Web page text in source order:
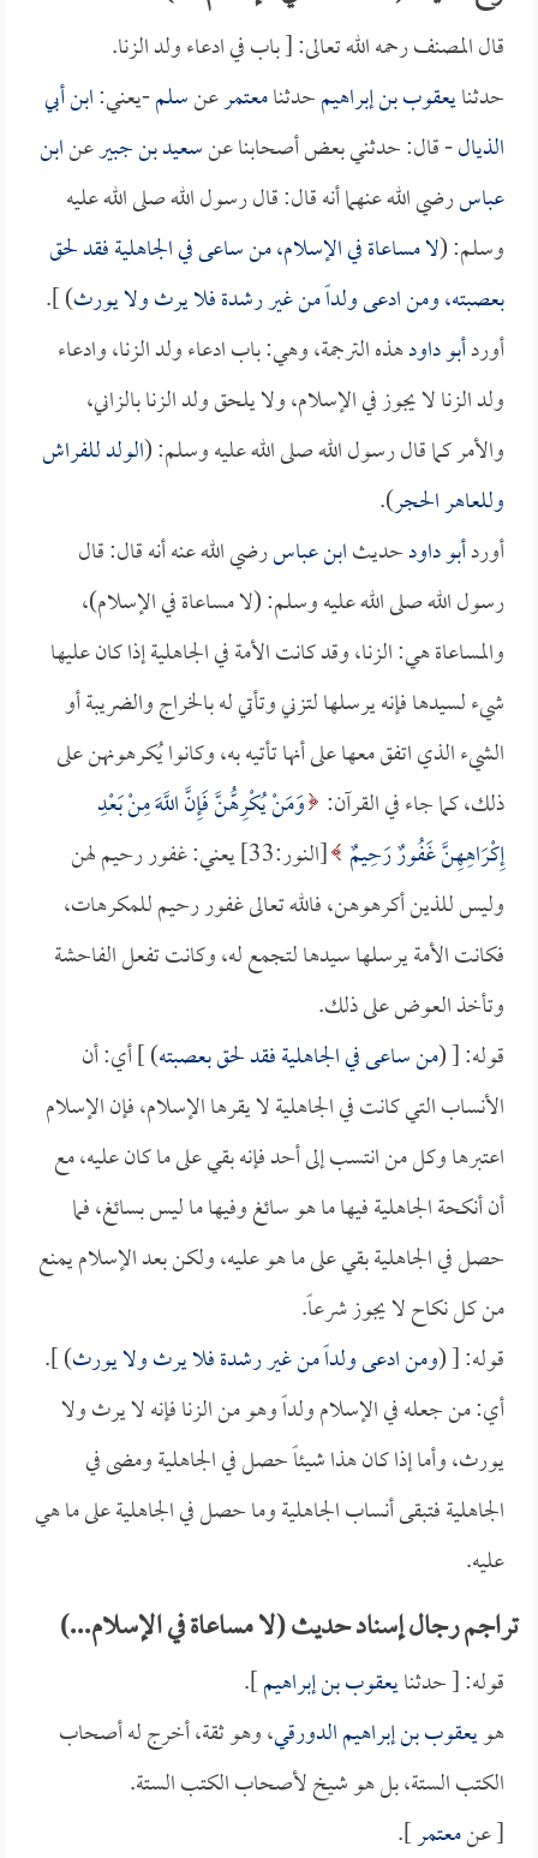
قال المصنف رحمه الله تعالى: [ باب في ادعاء ولد الزنا.
حدثنايعقوب بن إبراهيمحدثنامعتمرعنسلم-يعني:ابن أبي
الذيال- قال: حدثني بعض أصحابنا عنسعيد بن جبيرعنابن
عباسرضي الله عنهما أنه قال: قال رسول الله صلى الله عليه
وسلم: (لا مساعاة في الإسلام، من ساعى في الجاهلية فقد لحق
بعصبته، ومن ادعى ولداً من غير رشدة فلا يرث ولا يورث) ].
أوردأبو داودهذه الترجمة، وهي: باب ادعاء ولد الزنا، وادعاء
ولد الزنا لا يجوز في الإسلام، ولا يلحق ولد الزنا بالزاني،
والأمر كما قال رسول الله صلى الله عليه وسلم: (الولد للفراش
وللعاهر الحجر).
أوردأبو داودحديثابن عباسرضي الله عنه أنه قال: قال
رسول الله صلى الله عليه وسلم: (لا مساعاة في الإسلام)،
والمساعاة هي: الزنا، وقد كانت الأمة في الجاهلية إذا كان عليها
شيء لسيدها فإنه يرسلها لتزني وتأتي له بالخراج والضريبة أو
الشيء الذي اتفق معها على أنها تأتيه به، وكانوا يُكرهونهن على
ذلك، كما جاء في القرآن: وَمَنْ يُكْرِهُّنَّ فَإِنَّ اللَّهَ مِنْ بَعْدِ
إِكْرَاهِهِنَّ غَفُورٌ رَحِيمٌ
[النور:33] يعني: غفور رحيم لهن
وليس للذين أكرهوهن، فالله تعالى غفور رحيم للمكرهات،
فكانت الأمة يرسلها سيدها لتجمع له، وكانت تفعل الفاحشة
وتأخذ العوض على ذلك.
قوله: [ (من ساعى في الجاهلية فقد لحق بعصبته) ] أي: أن
الأنساب التي كانت في الجاهلية لا يقرها الإسلام، فإن الإسلام
اعتبرها وكل من انتسب إلى أحد فإنه بقي على ما كان عليه، مع
أن أنكحة الجاهلية فيها ما هو سائغ وفيها ما ليس بسائغ، فما
حصل في الجاهلية بقي على ما هو عليه، ولكن بعد الإسلام يمنع
من كل نكاح لا يجوز شرعاً.
قوله: [ (ومن ادعى ولداً من غير رشدة فلا يرث ولا يورث) ].
أي: من جعله في الإسلام ولداً وهو من الزنا فإنه لا يرث ولا
يورث، وأما إذا كان هذا شيئاً حصل في الجاهلية ومضى في
الجاهلية فتبقى أنساب الجاهلية وما حصل في الجاهلية على ما هي
عليه.
تراجم رجال إسناد حديث (لا مساعاة في الإسلام...)
قوله: [ حدثنايعقوب بن إبراهيم].
هويعقوب بن إبراهيم الدورقي، وهو ثقة، أخرج له أصحاب
الكتب الستة، بل هو شيخ لأصحاب الكتب الستة.
[ عنمعتمر].